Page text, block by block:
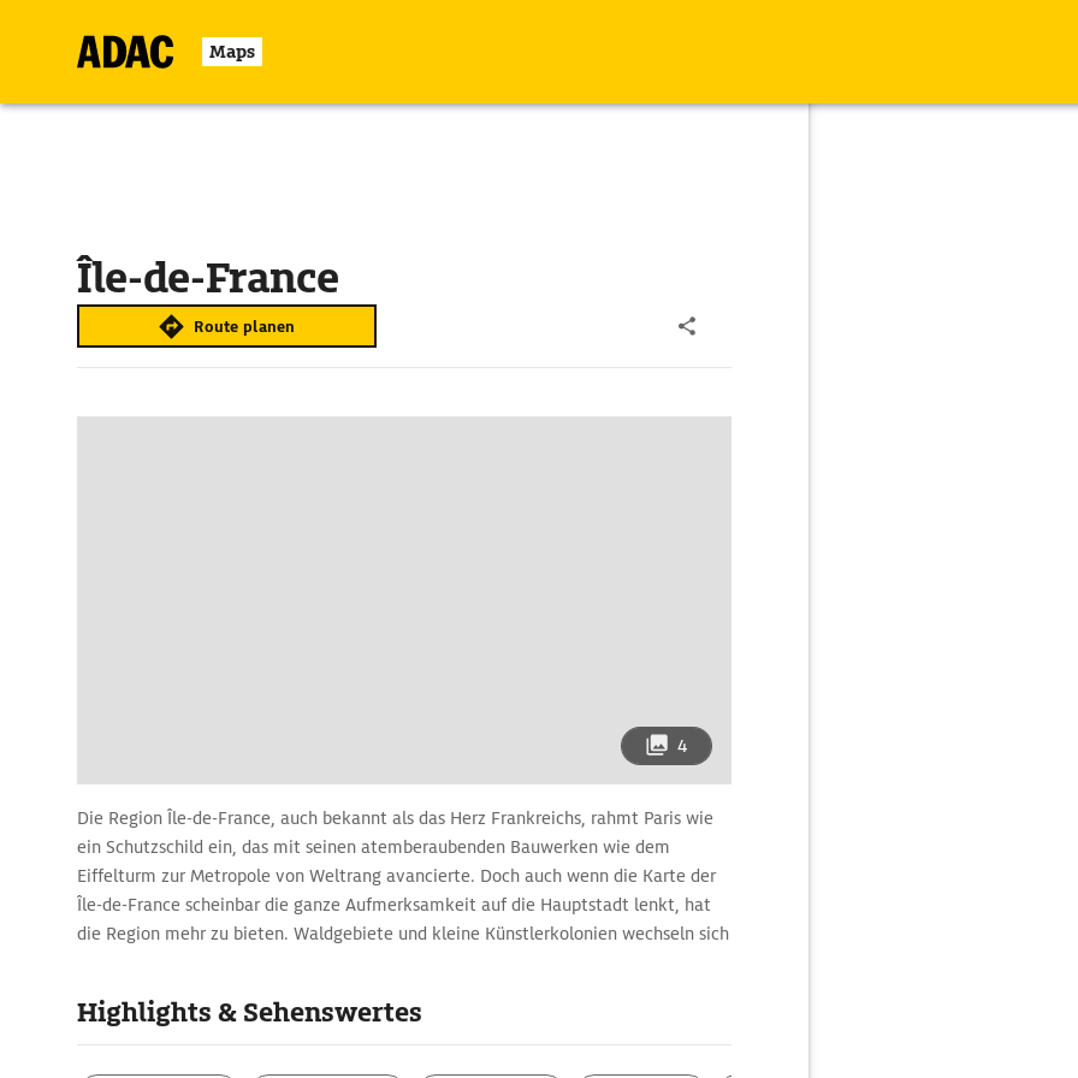
Maps
Île-de-France
Route planen
4
Die Region Île-de-France, auch bekannt als das Herz Frankreichs, rahmt Paris wie
ein Schutzschild ein, das mit seinen atemberaubenden Bauwerken wie dem
Eiffelturm zur Metropole von Weltrang avancierte. Doch auch wenn die Karte der
Île-de-France scheinbar die ganze Aufmerksamkeit auf die Hauptstadt lenkt, hat
die Region mehr zu bieten. Waldgebiete und kleine Künstlerkolonien wechseln sich
Tour durch die Île-de-France: Reisetipps zu
Highlights & Sehenswertes